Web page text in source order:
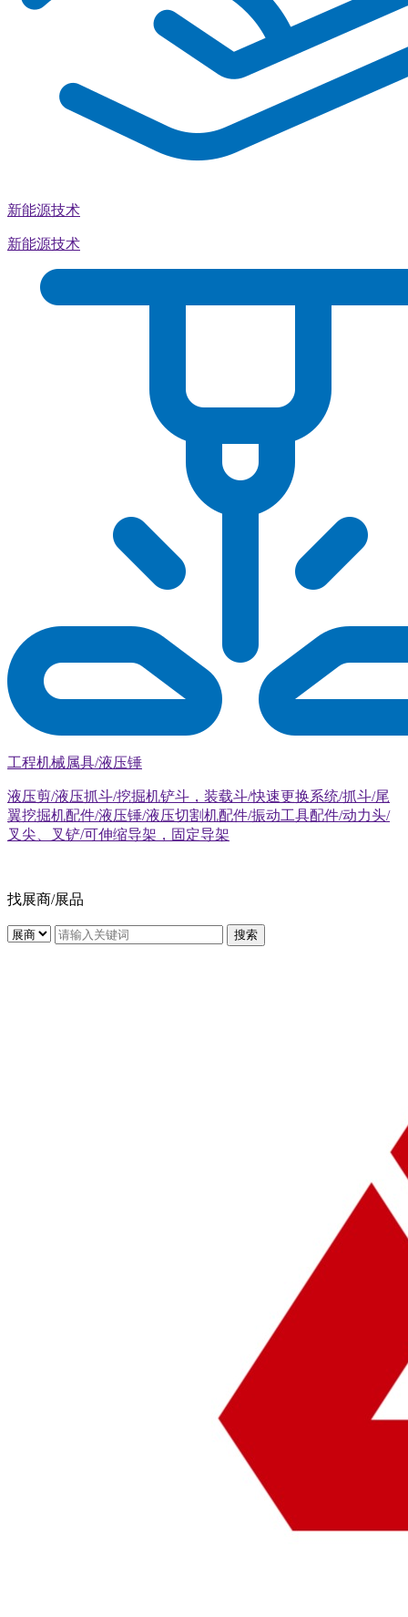
新能源技术
新能源技术
工程机械属具/液压锤
液压剪/液压抓斗/挖掘机铲斗，装载斗/快速更换系统/抓斗/尾
翼挖掘机配件/液压锤/液压切割机配件/振动工具配件/动力头/
叉尖、叉铲/可伸缩导架，固定导架
找展商/展品
搜索